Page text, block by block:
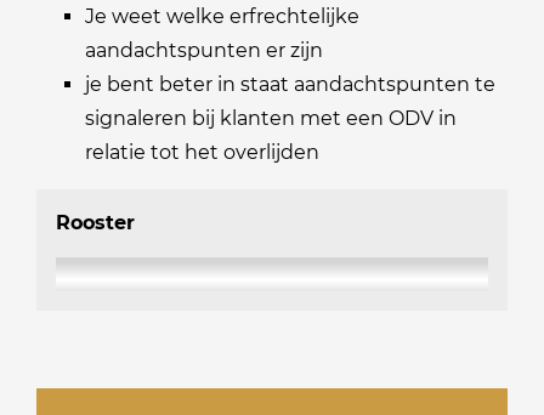
Je weet welke erfrechtelijke
aandachtspunten er zijn
je bent beter in staat aandachtspunten te
signaleren bij klanten met een ODV in
relatie tot het overlijden
Rooster